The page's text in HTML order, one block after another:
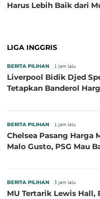
Harus Lebih Baik dari
LIGA INGGRIS
BERITA PILIHAN 1 jam lalu
Liverpool Bidik Djed
Tetapkan Banderol
BERITA PILIHAN 1 jam lalu
Chelsea Pasang Harga
Malo Gusto, PSG Mau
BERITA PILIHAN 3 jam lalu
MU Tertarik Lewis Hall,